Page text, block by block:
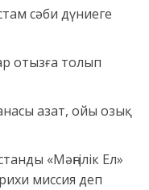
сәби дүниеге
отызға толып
азат, ойы озық
«Мәңгілік Ел»
миссия деп